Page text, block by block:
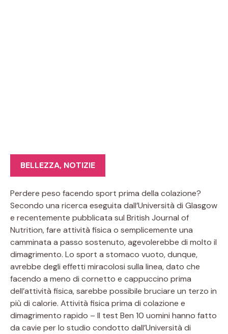
BELLEZZA, NOTIZIE
Perdere peso facendo sport prima della colazione?
Secondo una ricerca eseguita dall’Università di Glasgow
e recentemente pubblicata sul British Journal of
Nutrition, fare attività fisica o semplicemente una
camminata a passo sostenuto, agevolerebbe di molto il
dimagrimento. Lo sport a stomaco vuoto, dunque,
avrebbe degli effetti miracolosi sulla linea, dato che
facendo a meno di cornetto e cappuccino prima
dell’attività fisica, sarebbe possibile bruciare un terzo in
più di calorie. Attività fisica prima di colazione e
dimagrimento rapido – Il test Ben 10 uomini hanno fatto
da cavie per lo studio condotto dall’Università di